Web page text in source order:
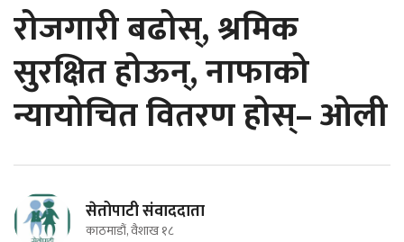
रोजगारी बढोस्, श्रमिक
सुरक्षित होऊन्, नाफाको
न्यायोचित वितरण होस्– ओली
सेतोपाटी संवाददाता
काठमाडौं, वैशाख १८